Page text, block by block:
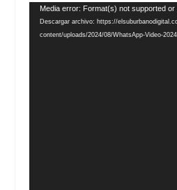
Reproductor
de
vídeo
Media error: Format(s) not supported
Descargar archivo: https://
content/uploads/2024/08/WhatsApp-Video-